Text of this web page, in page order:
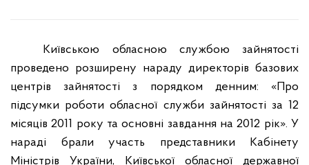
Київською обласною службою зайнятості
проведено розширену нараду директорів базових
центрів зайнятості з порядком денним: «Про
підсумки роботи обласної служби зайнятості за 12
місяців 2011 року та основні завдання на 2012 рік». У
нараді брали участь представники Кабінету
Міністрів України, Київської обласної державної